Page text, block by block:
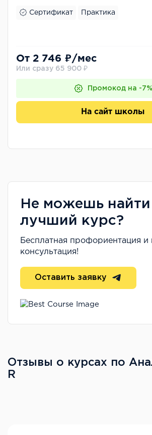
Сертификат Практика
От 2 746 ₽/мес
Или сразу 65 900 ₽
Промокод на -7%
На сайт школы
Не можешь найти
лучший курс?
Бесплатная профориентация и
консультация!
Оставить заявку
Отзывы о курсах по
R